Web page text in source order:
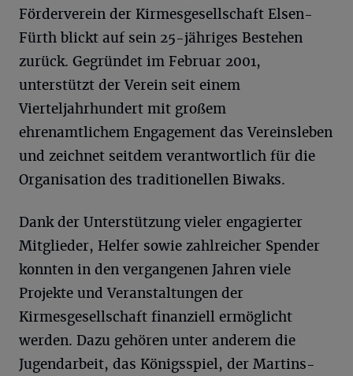
Förderverein der Kirmesgesellschaft Elsen-
Fürth blickt auf sein 25-jähriges Bestehen
zurück. Gegründet im Februar 2001,
unterstützt der Verein seit einem
Vierteljahrhundert mit großem
ehrenamtlichem Engagement das Vereinsleben
und zeichnet seitdem verantwortlich für die
Organisation des traditionellen Biwaks.
Dank der Unterstützung vieler engagierter
Mitglieder, Helfer sowie zahlreicher Spender
konnten in den vergangenen Jahren viele
Projekte und Veranstaltungen der
Kirmesgesellschaft finanziell ermöglicht
werden. Dazu gehören unter anderem die
Jugendarbeit, das Königsspiel, der Martins-